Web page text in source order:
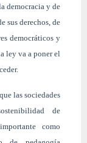
democracia y de
sus derechos, de
democráticos y
ley va a poner el
las sociedades
de
como